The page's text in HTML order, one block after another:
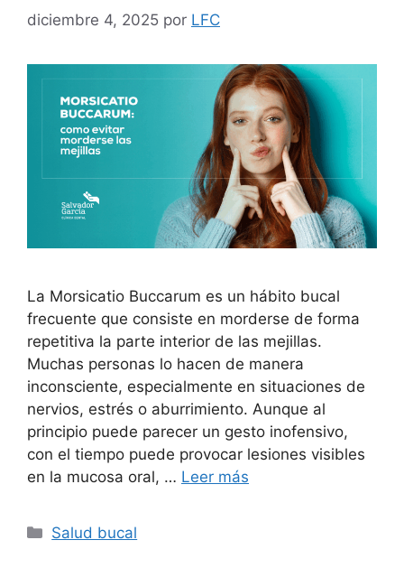
diciembre 4, 2025 por LFC
La Morsicatio Buccarum es un hábito bucal
frecuente que consiste en morderse de forma
repetitiva la parte interior de las mejillas.
Muchas personas lo hacen de manera
inconsciente, especialmente en situaciones de
nervios, estrés o aburrimiento. Aunque al
principio puede parecer un gesto inofensivo,
con el tiempo puede provocar lesiones visibles
en la mucosa oral, … Leer más
Salud bucal